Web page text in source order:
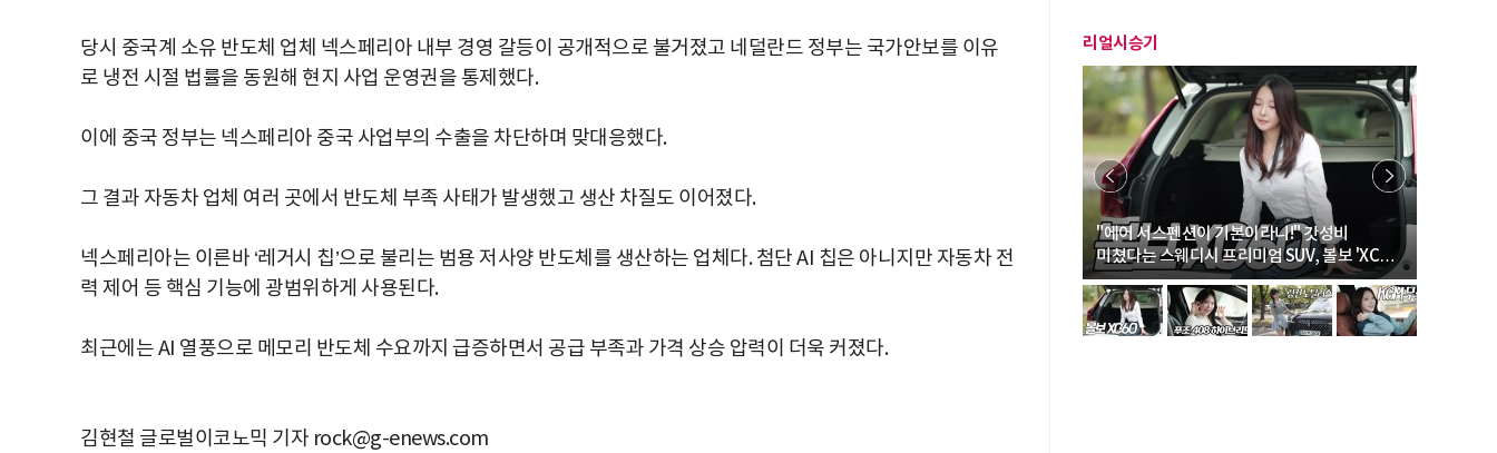
당시 중국계 소유 반도체 업체 넥스페리아 내부 경영 갈등이 공개적으로 불거졌고 네덜란드 정부는 국가안보를 이유
로 냉전 시절 법률을 동원해 현지 사업 운영권을 통제했다.
이에 중국 정부는 넥스페리아 중국 사업부의 수출을 차단하며 맞대응했다.
그 결과 자동차 업체 여러 곳에서 반도체 부족 사태가 발생했고 생산 차질도 이어졌다.
넥스페리아는 이른바 ‘레거시 칩’으로 불리는 범용 저사양 반도체를 생산하는 업체다. 첨단 AI 칩은 아니지만 자동차 전
력 제어 등 핵심 기능에 광범위하게 사용된다.
최근에는 AI 열풍으로 메모리 반도체 수요까지 급증하면서 공급 부족과 가격 상승 압력이 더욱 커졌다.
김현철 글로벌이코노믹 기자 rock@g-enews.com
리얼시승기
초보자도 반할 반전 매력”
"에어 서스펜션이 기본이라니!" 갓성비
미쳤다는 스웨디시 프리미엄 SUV, 볼보 'XC60
B5 울트라'